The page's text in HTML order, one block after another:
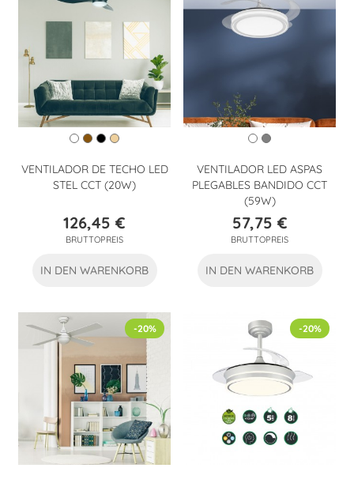
VENTILADOR DE TECHO LED
STEL CCT (20W)
Preis
126,45 €
BRUTTOPREIS
IN DEN WARENKORB
VENTILADOR LED ASPAS
PLEGABLES BANDIDO CCT
(59W)
Preis
57,75 €
BRUTTOPREIS
IN DEN WARENKORB
-20% -20%